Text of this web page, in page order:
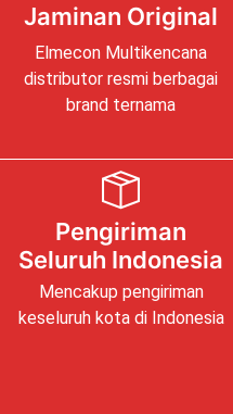
Jaminan Original
Elmecon Multikencana
distributor resmi berbagai
brand ternama
Pengiriman
Seluruh Indonesia
Mencakup pengiriman
keseluruh kota di Indonesia